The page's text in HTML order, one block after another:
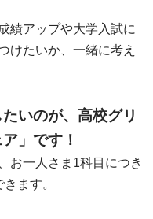
績アップや大学入試に
けたいか、一緒に考え
いのが、高校グリ
」です！
お一人さま1科目につき
ます。